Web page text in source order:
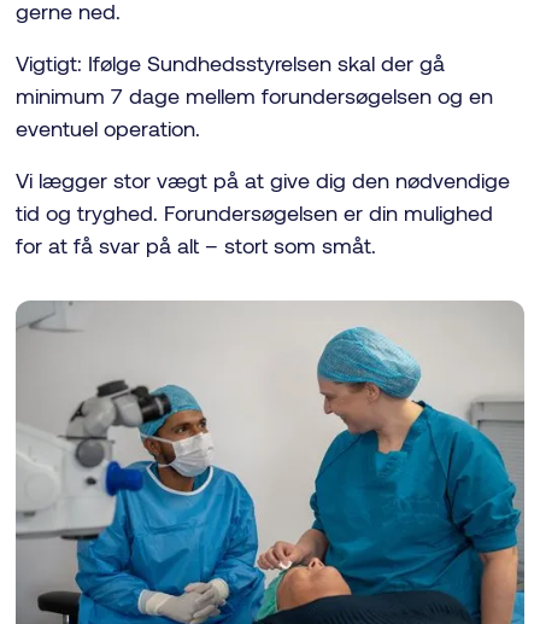
gerne ned.
Vigtigt: Ifølge Sundhedsstyrelsen skal der gå
minimum 7 dage mellem forundersøgelsen og en
eventuel operation.
Vi lægger stor vægt på at give dig den nødvendige
tid og tryghed. Forundersøgelsen er din mulighed
for at få svar på alt – stort som småt.